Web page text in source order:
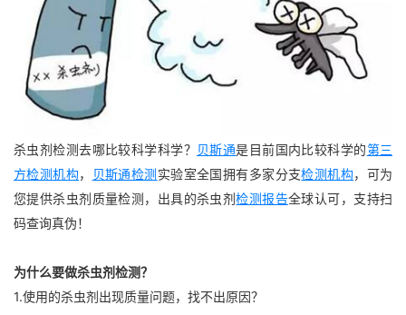
杀虫剂检测去哪比较科学科学？ 贝斯通是目前国内比较科学的第三
方检测机构， 贝斯通检测实验室全国拥有多家分支检测机构，可为
您提供杀虫剂质量检测，出具的杀虫剂检测报告全球认可，支持扫
码查询真伪！
为什么要做杀虫剂检测？
1.使用的杀虫剂出现质量问题，找不出原因？